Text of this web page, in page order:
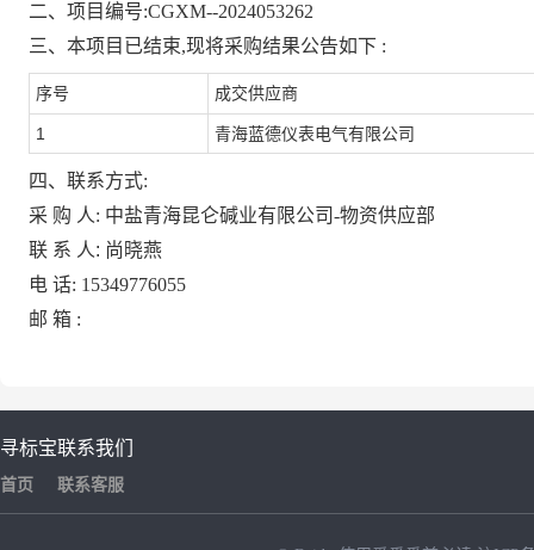
二、项目编号:CGXM--2024053262
三、本项目已结束,现将采购结果公告如下 :
序号 成交供应商
1 青海蓝德仪表电气有限公司
四、联系方式:
采 购 人: 中盐青海昆仑碱业有限公司-物资供应部
联 系 人: 尚晓燕
电 话: 15349776055
邮 箱 :
寻标宝
首页
联系我们
联系客服